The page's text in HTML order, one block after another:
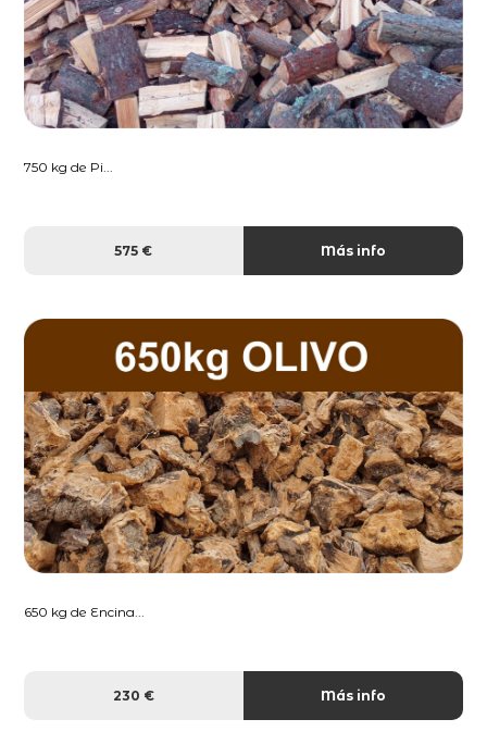
750 kg de Pi...
575 € Más info
650 kg de Encina...
230 € Más info